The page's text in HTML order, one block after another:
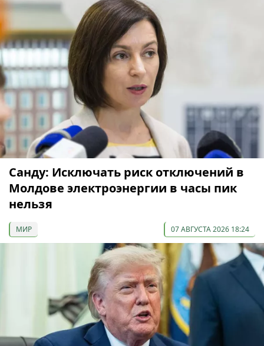
Санду: Исключать риск отключений в
Молдове электроэнергии в часы пик
нельзя
МИР 07 АВГУСТА 2026 18:24